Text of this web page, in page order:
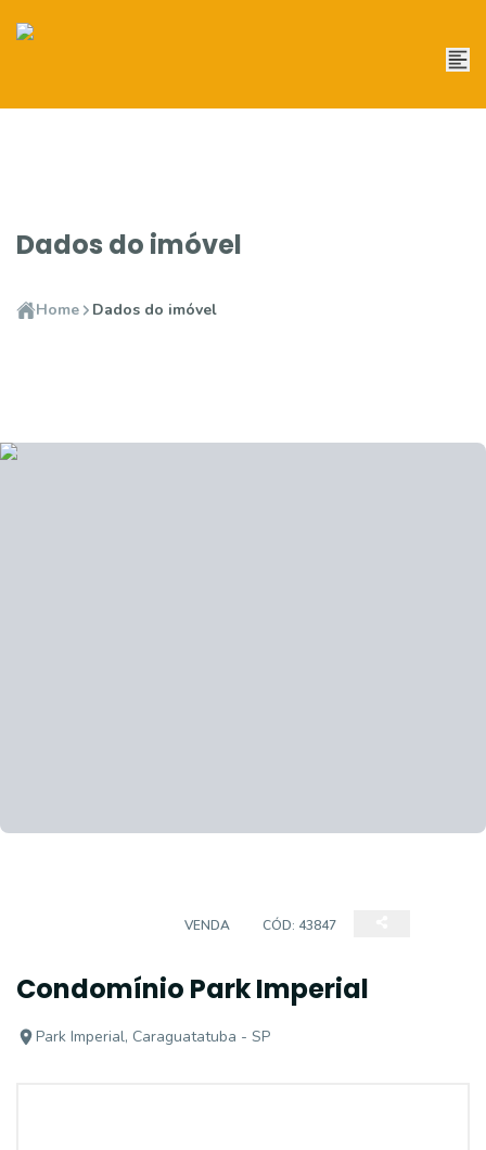
Dados do imóvel
Home Dados do imóvel
VENDA CÓD: 43847
Condomínio Park Imperial
Park Imperial, Caraguatatuba - SP